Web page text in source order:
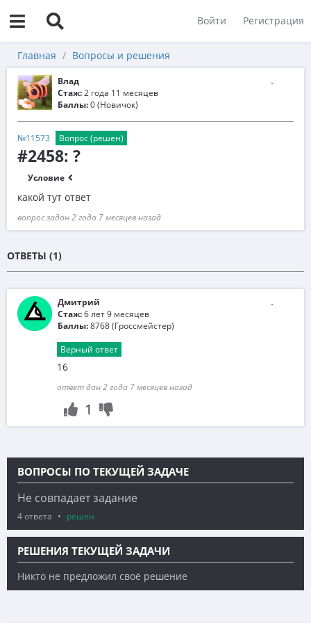
Войти Регистрация
Главная Вопросы и решения
Влад
Стаж:2 года 11 месяцев
Баллы:0 (Новичок)
№11573 Вопрос (решен)
#2458: ?
Условие
какой тут ответ
вопрос задан 2 года 7 месяцев назад
ОТВЕТЫ (1)
Дмитрий
Стаж:6 лет 9 месяцев
Баллы:8768 (Гроссмейстер)
Верный ответ
16
ответ дан 2 года 7 месяцев назад
1
ВОПРОСЫ ПО ТЕКУЩЕЙ ЗАДАЧЕ
Не совпадает задание
4 ответа решен
РЕШЕНИЯ ТЕКУЩЕЙ ЗАДАЧИ
Никто не предложил своё решение